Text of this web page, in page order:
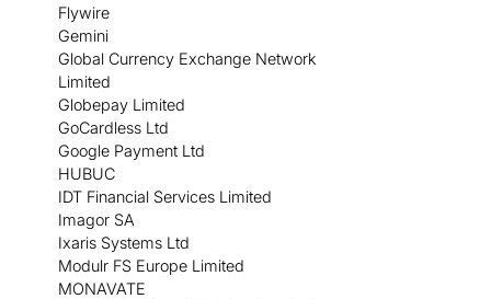
Flywire
Gemini
Global Currency Exchange Network
Limited
Globepay Limited
GoCardless Ltd
Google Payment Ltd
HUBUC
IDT Financial Services Limited
Imagor SA
Ixaris Systems Ltd
Modulr FS Europe Limited
MONAVATE